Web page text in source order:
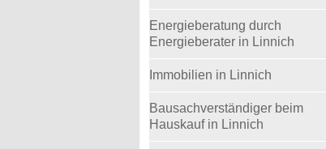
Energieberatung durch
Energieberater in Linnich
Immobilien in Linnich
Bausachverständiger beim
Hauskauf in Linnich